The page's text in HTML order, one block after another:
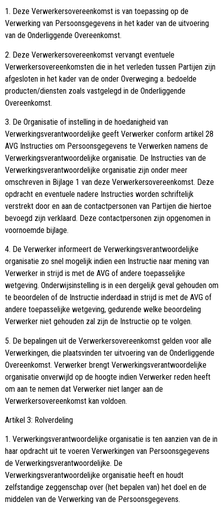
1. Deze Verwerkersovereenkomst is van toepassing op de
Verwerking van Persoonsgegevens in het kader van de uitvoering
van de Onderliggende Overeenkomst.
2. Deze Verwerkersovereenkomst vervangt eventuele
Verwerkersovereenkomsten die in het verleden tussen Partijen zijn
afgesloten in het kader van de onder Overweging a. bedoelde
producten/diensten zoals vastgelegd in de Onderliggende
Overeenkomst.
3. De Organisatie of instelling in de hoedanigheid van
Verwerkingsverantwoordelijke geeft Verwerker conform artikel 28
AVG Instructies om Persoonsgegevens te Verwerken namens de
Verwerkingsverantwoordelijke organisatie. De Instructies van de
Verwerkingsverantwoordelijke organisatie zijn onder meer
omschreven in Bijlage 1 van deze Verwerkersovereenkomst. Deze
opdracht en eventuele nadere Instructies worden schriftelijk
verstrekt door en aan de contactpersonen van Partijen die hiertoe
bevoegd zijn verklaard. Deze contactpersonen zijn opgenomen in
voornoemde bijlage.
4. De Verwerker informeert de Verwerkingsverantwoordelijke
organisatie zo snel mogelijk indien een Instructie naar mening van
Verwerker in strijd is met de AVG of andere toepasselijke
wetgeving. Onderwijsinstelling is in een dergelijk geval gehouden om
te beoordelen of de Instructie inderdaad in strijd is met de AVG of
andere toepasselijke wetgeving, gedurende welke beoordeling
Verwerker niet gehouden zal zijn de Instructie op te volgen.
5. De bepalingen uit de Verwerkersovereenkomst gelden voor alle
Verwerkingen, die plaatsvinden ter uitvoering van de Onderliggende
Overeenkomst. Verwerker brengt Verwerkingsverantwoordelijke
organisatie onverwijld op de hoogte indien Verwerker reden heeft
om aan te nemen dat Verwerker niet langer aan de
Verwerkersovereenkomst kan voldoen.
Artikel 3: Rolverdeling
1. Verwerkingsverantwoordelijke organisatie is ten aanzien van de in
haar opdracht uit te voeren Verwerkingen van Persoonsgegevens
de Verwerkingsverantwoordelijke. De
Verwerkingsverantwoordelijke organisatie heeft en houdt
zelfstandige zeggenschap over (het bepalen van) het doel en de
middelen van de Verwerking van de Persoonsgegevens.